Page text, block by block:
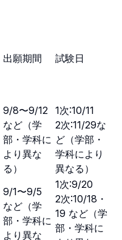
出願期間 試験日
9/8〜9/12
など（学
部・学科に
より異な
る）
1次:10/11
2次:11/29な
ど（学部・
学科により
異なる）
9/1〜9/5
など（学
部・学科に
より異な
1次:9/20
2次:10/18・
19 など（学
部・学科に